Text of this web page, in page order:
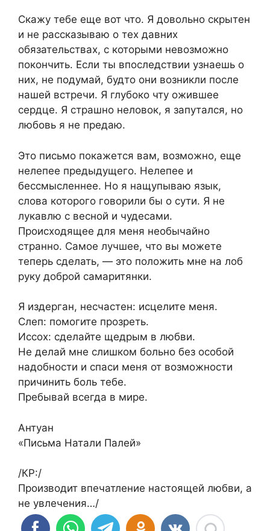
Скажу тебе еще вот что. Я довольно скрытен
и не рассказываю о тех давних
обязательствах, с которыми невозможно
покончить. Если ты впоследствии узнаешь о
них, не подумай, будто они возникли после
нашей встречи. Я глубоко чту ожившее
сердце. Я страшно неловок, я запутался, но
любовь я не предаю.
Это письмо покажется вам, возможно, еще
нелепее предыдущего. Нелепее и
бессмысленнее. Но я нащупываю язык,
слова которого говорили бы о сути. Я не
лукавлю с весной и чудесами.
Происходящее для меня необычайно
странно. Самое лучшее, что вы можете
теперь сделать, — это положить мне на лоб
руку доброй самаритянки.
Я издерган, несчастен: исцелите меня.
Слеп: помогите прозреть.
Иссох: сделайте щедрым в любви.
Не делай мне слишком больно без особой
надобности и спаси меня от возможности
причинить боль тебе.
Пребывай всегда в мире.
Антуан
«Письма Натали Палей»
/КР:/
Производит впечатление настоящей любви, а
не увлечения…/